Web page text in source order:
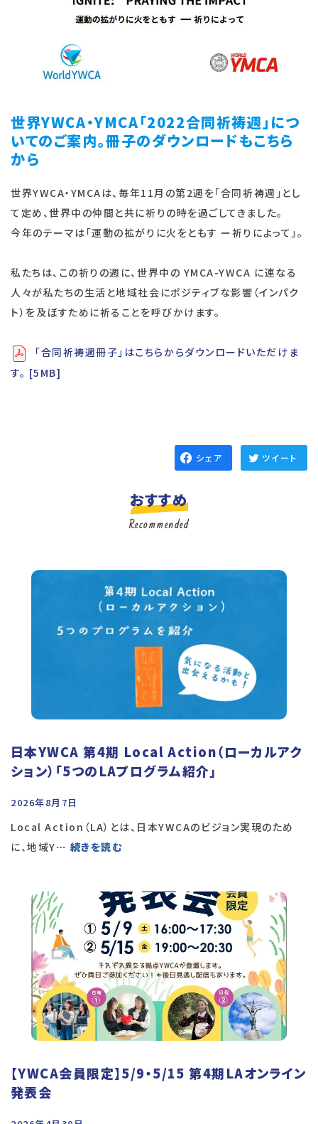
世界YWCA・YMCA「2022合同祈祷週」につ
いてのご案内。冊子のダウンロードもこちら
から
世界YWCA・YMCAは、毎年11月の第2週を「合同祈祷週」とし
て定め、世界中の仲間と共に祈りの時を過ごしてきました。
今年のテーマは「運動の拡がりに火をともす ー祈りによって」。
私たちは、この祈りの週に、世界中の YMCA-YWCA に連なる
人々が私たちの生活と地域社会にポジティブな影響（インパク
ト）を及ぼすために祈ることを呼びかけます。
「合同祈祷週冊子」はこちらからダウンロードいただけま
す。 [5MB]
シェア ツイート
おすすめ
Recommended
日本YWCA 第4期 Local Action（ローカルアク
ション）「5つのLAプログラム紹介」
2026年8月7日
Local Action（LA）とは、日本YWCAのビジョン実現のため
に、地域Y… 続きを読む
【YWCA会員限定】5/9・5/15 第4期LAオンライン
発表会